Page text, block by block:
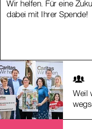
Wir helfen. Für eine
dabei mit Ihrer Spende!
Wir helfen. Für eine
dabei mit Ihrer Spende!
Weil